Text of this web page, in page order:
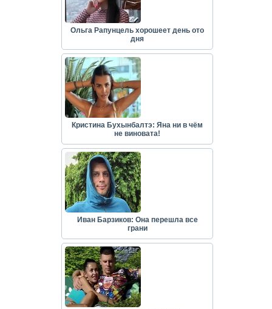
Ольга Рапунцель хорошеет день ото
дня
Кристина Бухынбалтэ: Яна ни в чём
не виновата!
Иван Барзиков: Она перешла все
грани